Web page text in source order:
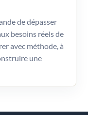
de dépasser
besoins réels de
avec méthode, à
une